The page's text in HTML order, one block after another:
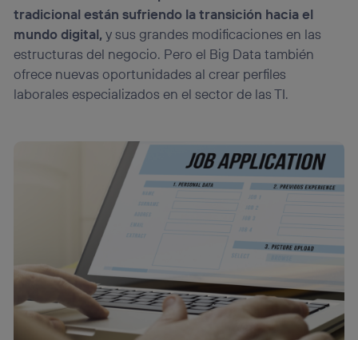
tradicional están sufriendo la transición hacia el
mundo digital,y sus grandes modificaciones en las
estructuras del negocio. Pero el Big Data también
ofrece nuevas oportunidades al crear perfiles
laborales especializados en el sector de las TI.